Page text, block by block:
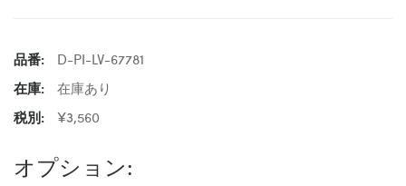
品番:
D-PI-LV-67781
在庫:
在庫あり
税別:
¥3,560
オプション: